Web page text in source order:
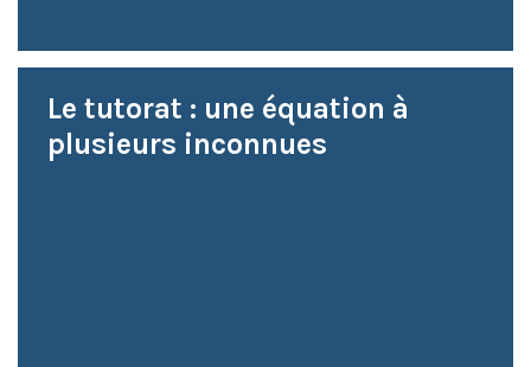
Le tutorat : une équation à
plusieurs inconnues